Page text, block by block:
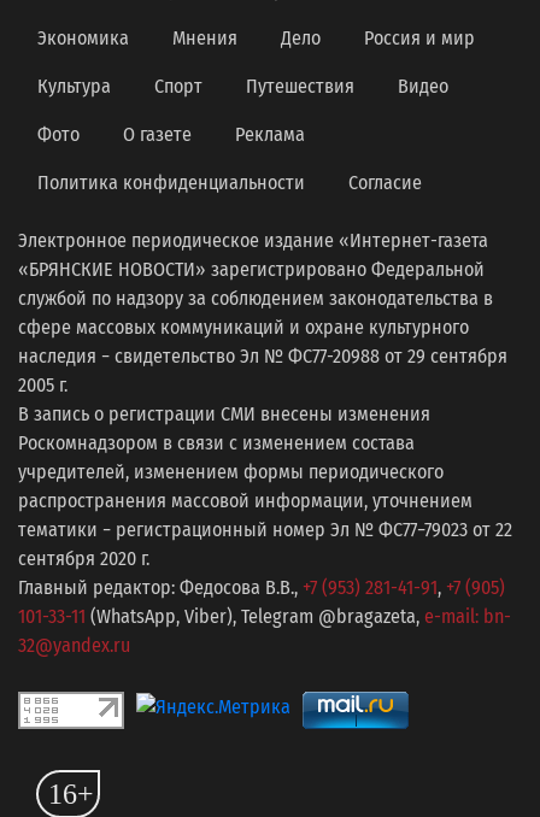
Экономика Мнения Дело Россия и мир
Культура Спорт Путешествия Видео
Фото О газете Реклама
Политика конфиденциальности Согласие
Электронное периодическое издание «Интернет-газета
«БРЯНСКИЕ НОВОСТИ» зарегистрировано Федеральной
службой по надзору за соблюдением законодательства в
сфере массовых коммуникаций и охране культурного
наследия − свидетельство Эл № ФС77-20988 от 29 сентября
2005 г.
В запись о регистрации СМИ внесены изменения
Роскомнадзором в связи с изменением состава
учредителей, изменением формы периодического
распространения массовой информации, уточнением
тематики − регистрационный номер Эл № ФС77−79023 от 22
сентября 2020 г.
Главный редактор: Федосова В.В., +7 (953) 281-41-91, +7 (905)
101-33-11 (WhatsApp, Viber), Telegram @bragazeta, e-mail: bn-
32@yandex.ru
16+